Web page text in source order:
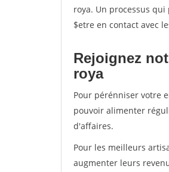
roya. Un processus
$etre en contact avec
Rejoignez
roya
Pour pérénniser votre
pouvoir alimenter
d'affaires.
Pour les meilleurs
augmenter leurs